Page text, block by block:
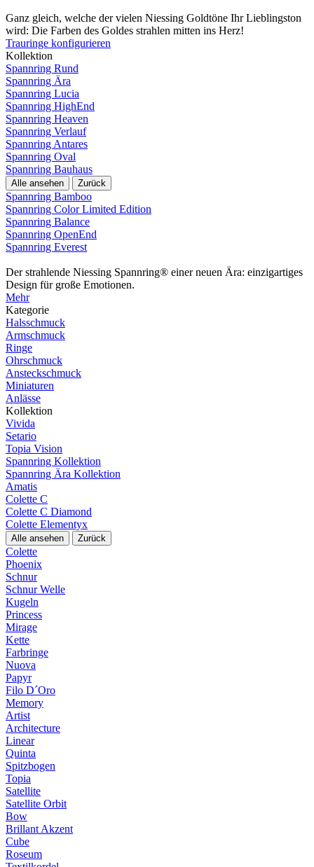
Ganz gleich, welche der vielen Niessing Goldtöne Ihr Lieblingston
wird: Die Farben des Goldes strahlen mitten ins Herz!
Trauringe konfigurieren
Kollektion
Spannring Rund
Spannring Ära
Spannring Lucia
Spannring HighEnd
Spannring Heaven
Spannring Verlauf
Spannring Antares
Spannring Oval
Spannring Bauhaus
Alle ansehen Zurück
Spannring Bamboo
Spannring Color Limited Edition
Spannring Balance
Spannring OpenEnd
Spannring Everest
Der strahlende Niessing Spannring® einer neuen Ära: einzigartiges
Design für große Emotionen.
Mehr
Kategorie
Halsschmuck
Armschmuck
Ringe
Ohrschmuck
Ansteckschmuck
Miniaturen
Anlässe
Kollektion
Vivida
Setario
Topia Vision
Spannring Kollektion
Spannring Ära Kollektion
Amatis
Colette C
Colette C Diamond
Colette Elementyx
Alle ansehen Zurück
Colette
Phoenix
Schnur
Schnur Welle
Kugeln
Princess
Mirage
Kette
Farbringe
Nuova
Papyr
Filo D´Oro
Memory
Artist
Architecture
Linear
Quinta
Spitzbogen
Topia
Satellite
Satellite Orbit
Bow
Brillant Akzent
Cube
Roseum